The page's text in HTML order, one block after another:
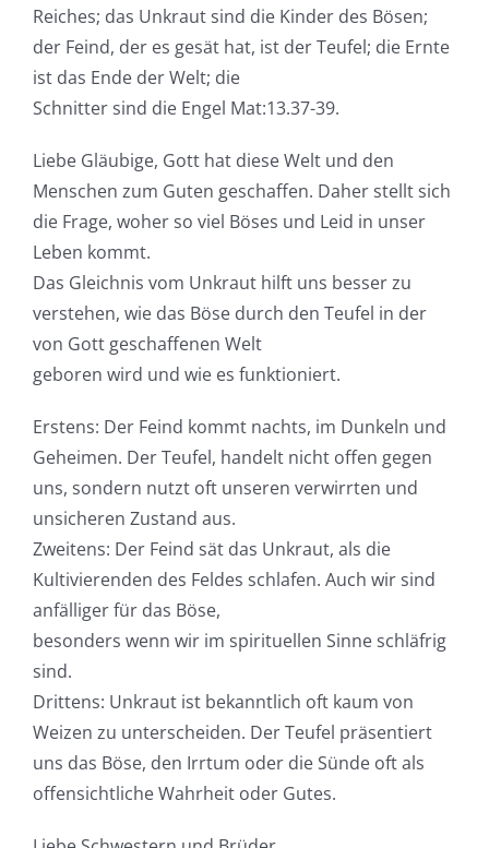
Reiches; das Unkraut sind die Kinder des Bösen;
der Feind, der es gesät hat, ist der Teufel; die Ernte
ist das Ende der Welt; die
Schnitter sind die Engel Mat:13.37-39.
Liebe Gläubige, Gott hat diese Welt und den
Menschen zum Guten geschaffen. Daher stellt sich
die Frage, woher so viel Böses und Leid in unser
Leben kommt.
Das Gleichnis vom Unkraut hilft uns besser zu
verstehen, wie das Böse durch den Teufel in der
von Gott geschaffenen Welt
geboren wird und wie es funktioniert.
Erstens: Der Feind kommt nachts, im Dunkeln und
Geheimen. Der Teufel, handelt nicht offen gegen
uns, sondern nutzt oft unseren verwirrten und
unsicheren Zustand aus.
Zweitens: Der Feind sät das Unkraut, als die
Kultivierenden des Feldes schlafen. Auch wir sind
anfälliger für das Böse,
besonders wenn wir im spirituellen Sinne schläfrig
sind. ​
Drittens: Unkraut ist bekanntlich oft kaum von
Weizen zu unterscheiden. Der Teufel präsentiert
uns das Böse, den Irrtum oder die Sünde oft als
offensichtliche Wahrheit oder Gutes.